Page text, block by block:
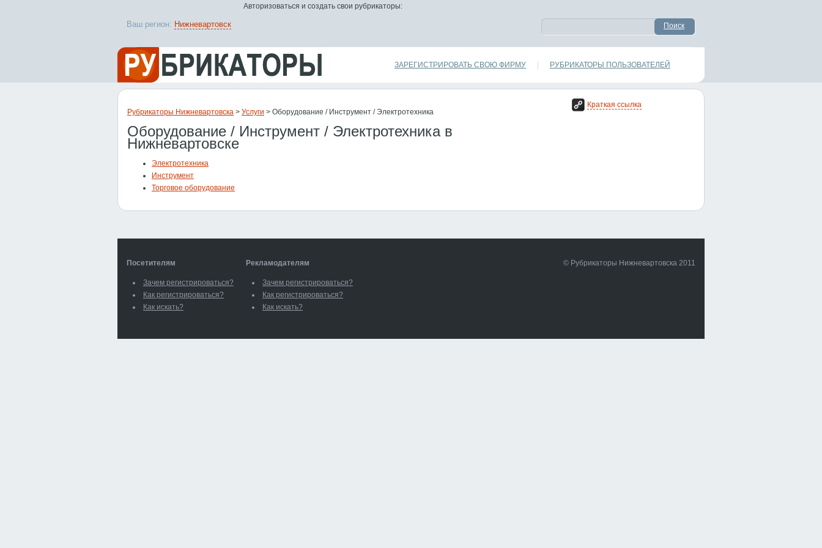
Рубрикаторы Нижневартовска > Услуги > Оборудование / Инструмент / Электротехника
Оборудование / Инструмент / Электротехника в
Нижневартовске
Электротехника
Инструмент
Торговое оборудование
Краткая ссылка
© Рубрикаторы Нижневартовска 2011
Посетителям
Зачем регистрироваться?
Как регистрироваться?
Как искать?
Рекламодателям
Зачем регистрироваться?
Как регистрироваться?
Как искать?
Ваш регион: Нижневартовск Поиск
Авторизоваться и создать свои рубрикаторы:
ЗАРЕГИСТРИРОВАТЬ СВОЮ ФИРМУ РУБРИКАТОРЫ ПОЛЬЗОВАТЕЛЕЙ